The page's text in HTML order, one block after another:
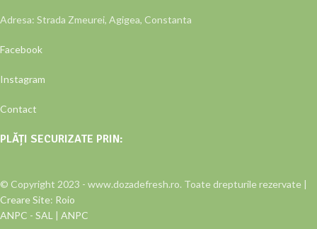
Adresa: Strada Zmeurei, Agigea, Constanta
Facebook
Instagram
Contact
PLĂȚI SECURIZATE PRIN:
© Copyright 2023 - www.dozadefresh.ro. Toate drepturile rezervate |
Creare Site: Roio
ANPC - SAL
ANPC